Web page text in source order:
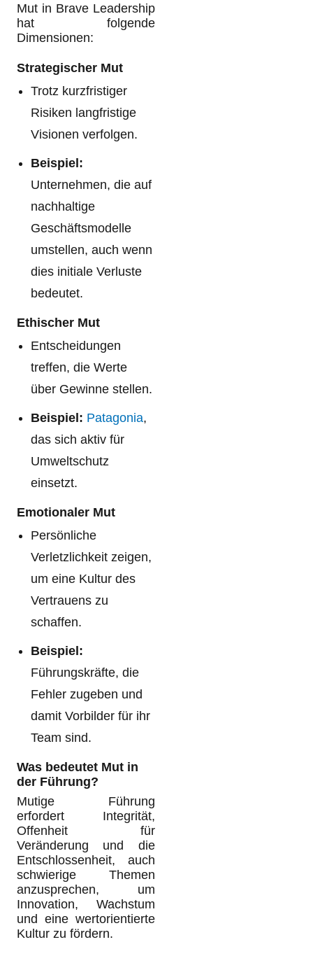
Mut in Brave Leadership
hat folgende
Dimensionen:
Strategischer Mut
Trotz kurzfristiger
Risiken langfristige
Visionen verfolgen.
Beispiel:
Unternehmen, die auf
nachhaltige
Geschäftsmodelle
umstellen, auch wenn
dies initiale Verluste
bedeutet.
Ethischer Mut
Entscheidungen
treffen, die Werte
über Gewinne stellen.
Beispiel: Patagonia,
das sich aktiv für
Umweltschutz
einsetzt.
Emotionaler Mut
Persönliche
Verletzlichkeit zeigen,
um eine Kultur des
Vertrauens zu
schaffen.
Beispiel:
Führungskräfte, die
Fehler zugeben und
damit Vorbilder für ihr
Team sind.
Was bedeutet Mut in
der Führung?
Mutige Führung
erfordert Integrität,
Offenheit für
Veränderung und die
Entschlossenheit, auch
schwierige Themen
anzusprechen, um
Innovation, Wachstum
und eine wertorientierte
Kultur zu fördern.